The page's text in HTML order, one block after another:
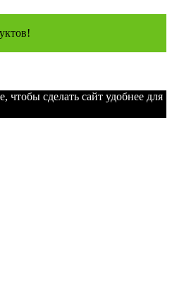
сделать сайт удобнее для